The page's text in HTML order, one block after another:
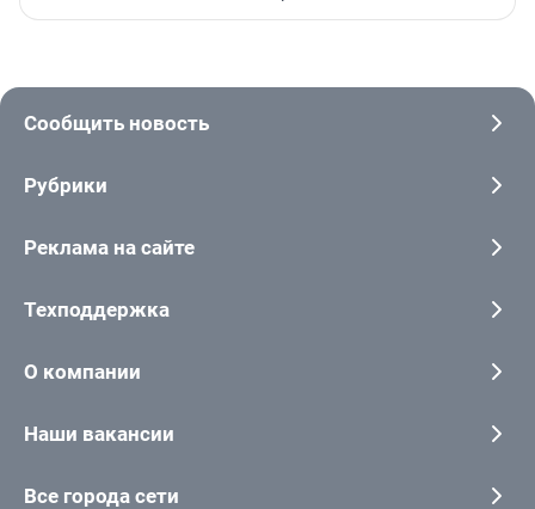
Сообщить новость
Рубрики
Реклама на сайте
Техподдержка
О компании
Наши вакансии
Все города сети